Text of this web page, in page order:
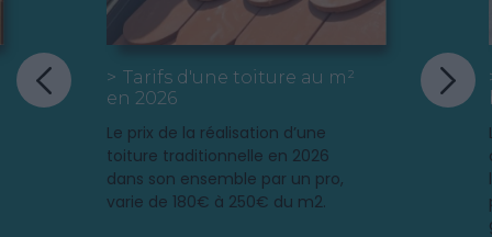
Tarifs d'une toiture au m²
en 2026
Le prix de la réalisation d’une
toiture traditionnelle en 2026
dans son ensemble par un pro,
varie de 180€ à 250€ du m2.